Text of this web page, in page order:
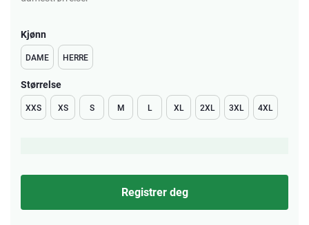
Kjønn
DAME HERRE
Størrelse
XXS XS S M L XL 2XL 3XL 4XL
Registrer deg